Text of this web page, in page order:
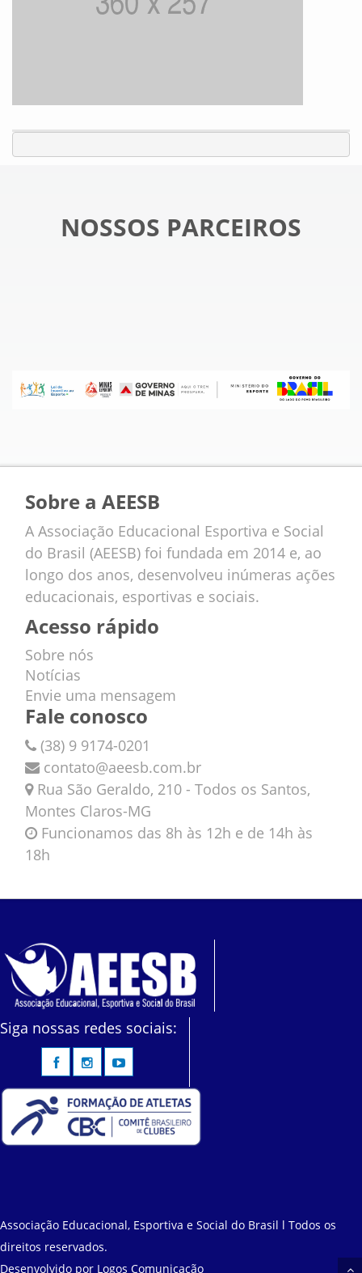
NOSSOS PARCEIROS
Sobre a AEESB
A Associação Educacional Esportiva e Social
do Brasil (AEESB) foi fundada em 2014 e, ao
longo dos anos, desenvolveu inúmeras ações
educacionais, esportivas e sociais.
Acesso rápido
Sobre nós
Notícias
Envie uma mensagem
Fale conosco
(38) 9 9174-0201
contato@aeesb.com.br
Rua São Geraldo, 210 - Todos os Santos,
Montes Claros-MG
Funcionamos das 8h às 12h e de 14h às
18h
Siga nossas redes sociais:
Associação Educacional, Esportiva e Social do Brasil l Todos os
direitos reservados.
Desenvolvido por Logos Comunicação